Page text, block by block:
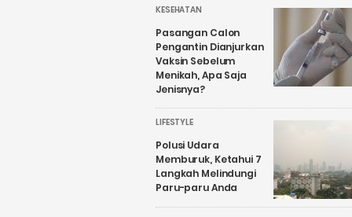
KESEHATAN
Pasangan Calon
Pengantin Dianjurkan
Vaksin Sebelum
Menikah, Apa Saja
Jenisnya?
LIFESTYLE
Polusi Udara
Memburuk, Ketahui 7
Langkah Melindungi
Paru-paru Anda